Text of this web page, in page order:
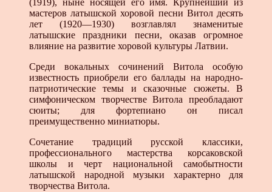
(1919), ныне носящей его имя. Крупнейший из
мастеров латышской хоровой песни Витол десять
лет (1920—1930) возглавлял знаменитые
латышские праздники песни, оказав огромное
влияние на развитие хоровой культуры Латвии.
Среди вокальных сочинений Витола особую
известность приобрели его баллады на народно-
патриотические темы и сказочные сюжеты. В
симфоническом творчестве Витола преобладают
сюиты; для фортепиано он писал
преимущественно миниатюры.
Сочетание традиций русской классики,
профессионального мастерства корсаковской
школы и черт национальной самобытности
латышской народной музыки характерно для
творчества Витола.